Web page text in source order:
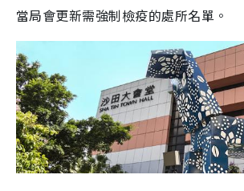
當局會更新需強制檢疫的處所名單。